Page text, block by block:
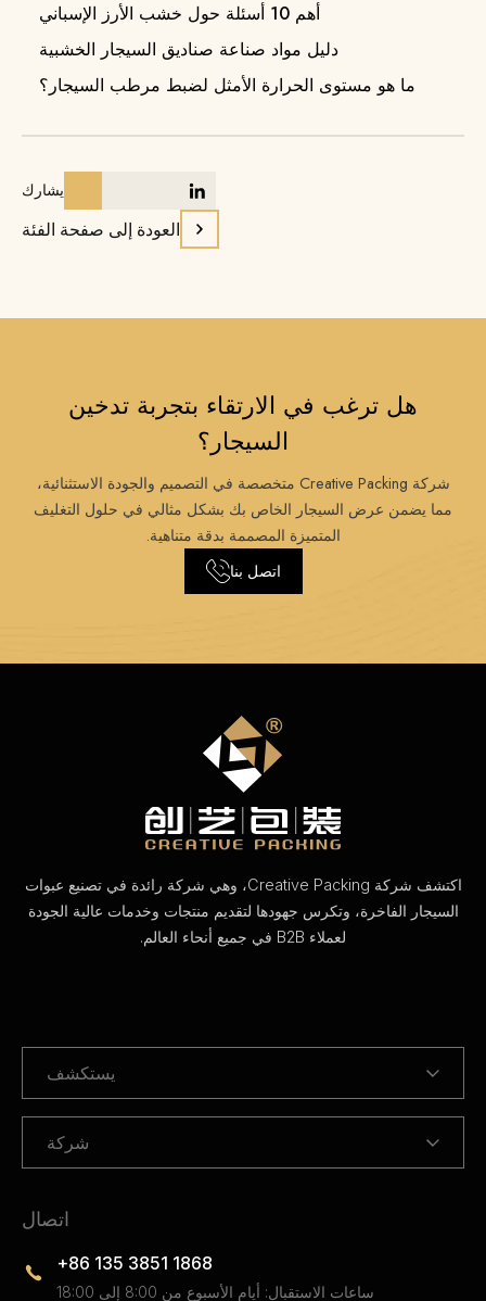
أهم 10 أسئلة حول خشب الأرز الإسباني
دليل مواد صناعة صناديق السيجار الخشبية
ما هو مستوى الحرارة الأمثل لضبط مرطب السيجار؟
يشارك
العودة إلى صفحة الفئة
هل ترغب في الارتقاء بتجربة تدخين
السيجار؟
شركة Creative Packing متخصصة في التصميم والجودة الاستثنائية،
مما يضمن عرض السيجار الخاص بك بشكل مثالي في حلول التغليف
المتميزة المصممة بدقة متناهية.
اتصل بنا
اكتشف شركة Creative Packing، وهي شركة رائدة في تصنيع عبوات
السيجار الفاخرة، وتكرس جهودها لتقديم منتجات وخدمات عالية الجودة
لعملاء B2B في جميع أنحاء العالم.
يستكشف
شركة
اتصال
+86 135 3851 1868
ساعات الاستقبال: أيام الأسبوع من 8:00 إلى 18:00